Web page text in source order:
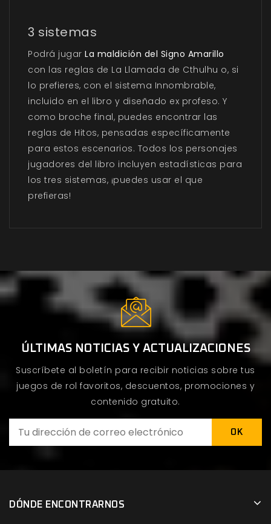
3 sistemas
Podrá jugar La maldición del Signo Amarillo
con las reglas de La Llamada de Cthulhu o, si
lo prefieres, con el sistema Innombrable,
incluido en el libro y diseñado ex profeso. Y
como broche final, puedes encontrar las
reglas de Hitos, pensadas específicamente
para estos escenarios. Todos los personajes
jugadores del libro incluyen estadísticas para
los tres sistemas, ¡puedes usar el que
prefieras!
ÚLTIMAS NOTICIAS Y ACTUALIZACIONES
Suscríbete al boletín para recibir noticias sobre tus
juegos de rol favoritos, descuentos, promociones y
contenido gratuito.
DÓNDE ENCONTRARNOS